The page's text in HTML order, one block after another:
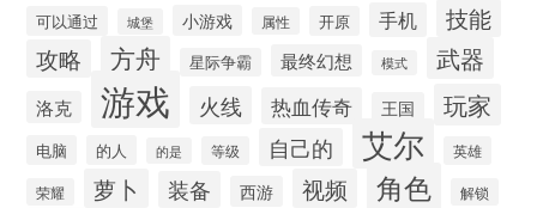
可以通过
城堡 小游戏 属性 开原 手机
技能
攻略
方舟 星际争霸 最终幻想 模式 武器
洛克 游戏 火线 热血传奇 王国 玩家
电脑 的人 的是 等级 自己的 艾尔 英雄
荣耀 萝卜 装备 西游 视频 角色 解锁